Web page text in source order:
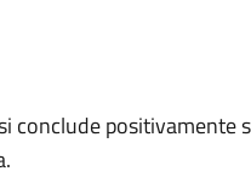
conclude positivamente